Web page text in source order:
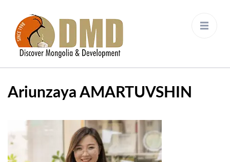
Ariunzaya AMARTUVSHIN